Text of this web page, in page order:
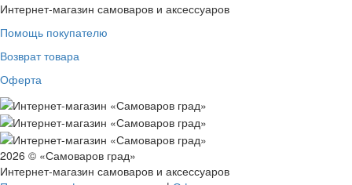
Интернет-магазин самоваров и аксессуаров
Помощь покупателю
Возврат товара
Оферта
2026 © «Самоваров град»
Интернет-магазин самоваров и аксессуаров